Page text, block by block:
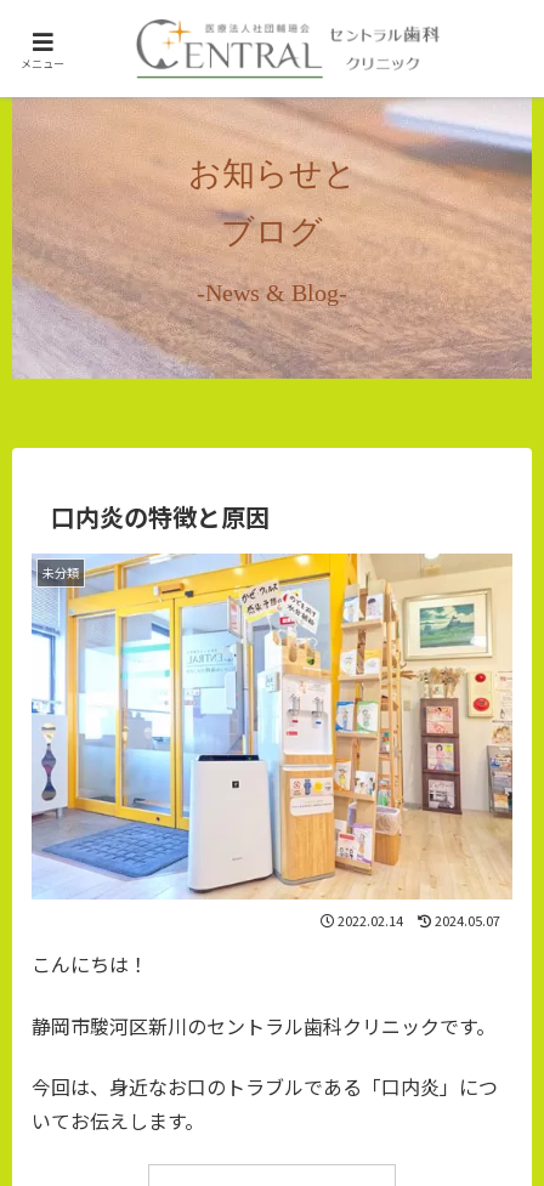
お知らせと
ブログ
-News & Blog-
ホーム
未分類
口内炎の特徴と原因
未分類
2022.02.14 2024.05.07
こんにちは！
静岡市駿河区新川のセントラル歯科クリニックです。
今回は、身近なお口のトラブルである「口内炎」につ
いてお伝えします。
メニュー